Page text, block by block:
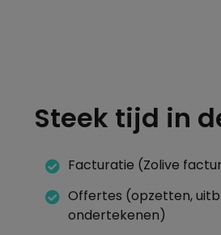
Steek tijd in
Facturatie (Zolive
Offertes (opzetten,
ondertekenen)